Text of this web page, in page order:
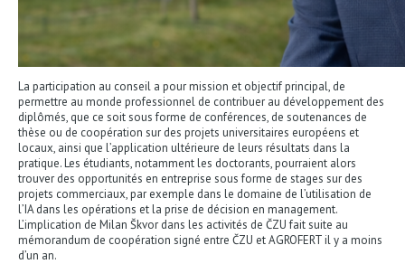
La participation au conseil a pour mission et objectif principal, de
permettre au monde professionnel de contribuer au développement des
diplômés, que ce soit sous forme de conférences, de soutenances de
thèse ou de coopération sur des projets universitaires européens et
locaux, ainsi que l’application ultérieure de leurs résultats dans la
pratique. Les étudiants, notamment les doctorants, pourraient alors
trouver des opportunités en entreprise sous forme de stages sur des
projets commerciaux, par exemple dans le domaine de l’utilisation de
l’IA dans les opérations et la prise de décision en management.
L’implication de Milan Škvor dans les activités de ČZU fait suite au
mémorandum de coopération signé entre ČZU et AGROFERT il y a moins
d’un an.